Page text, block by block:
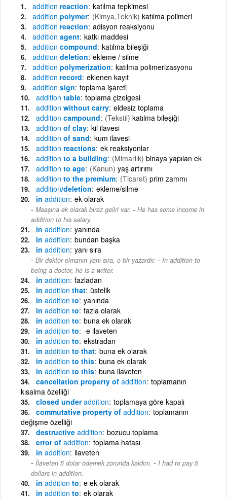
addition reaction katılma tepkimesi
addition polymer (Kimya,Teknik) katılma polimeri
addition reaction adisyon reaksiyonu
addition agent katkı maddesi
addition compound katılma bileşiği
addition deletion ekleme / silme
addition polymerization katılma polimerizasyonu
addition record eklenen kayıt
addition sign toplama işareti
addition table toplama çizelgesi
addition without carry eldesiz toplama
addition campound (Tekstil) katılma bileşiği
addition of clay kil ilavesi
addition of sand kum ilavesi
addition reactions ek reaksiyonlar
addition to a building (Mimarlık) binaya yapılan ek
addition to age (Kanun) yaş artırımı
addition to the premium (Ticaret) prim zammı
addition/deletion ekleme/silme
in addition ek olarak
Maaşına ek olarak biraz geliri var. - He has some income in
addition to his salary.
in addition yanında
in addition bundan başka
in addition yanı sıra
Bir doktor olmanın yanı sıra, o bir yazardır. - In addition to
being a doctor, he is a writer.
in addition fazladan
in addition that üstelik
in addition to yanında
in addition to fazla olarak
in addition to buna ek olarak
in addition to -e ilaveten
in addition to ekstradan
in addition to that buna ek olarak
in addition to this buna ek olarak
in addition to this buna ilaveten
cancellation property of addition toplamanın
kısalma özelliği
closed underaddition toplamaya göre kapalı
commutative property of addition toplamanın
değişme özelliği
destructive addition bozucu toplama
error of addition toplama hatası
in addition ilaveten
İlaveten 5 dolar ödemek zorunda kaldım. - I had to pay 5
dollars in addition.
in addition to e ek olarak
in addition to ek olarak